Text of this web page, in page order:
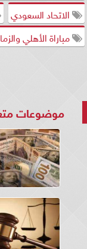
الاتحاد السعودي
مباراة الأهلي
موضوعات